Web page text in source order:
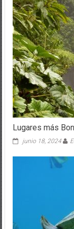
Lugares más
junio 18, 2024